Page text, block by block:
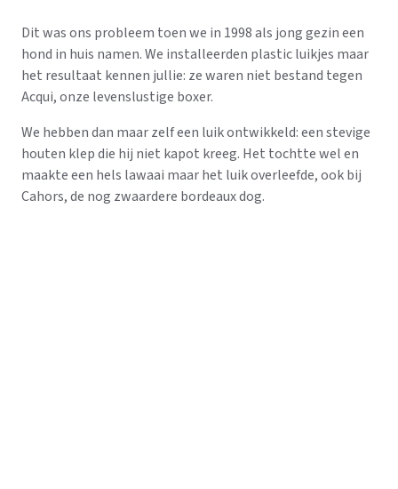
Dit was ons probleem toen we in 1998 als jong gezin een
hond in huis namen. We installeerden plastic luikjes maar
het resultaat kennen jullie: ze waren niet bestand tegen
Acqui, onze levenslustige boxer.
We hebben dan maar zelf een luik ontwikkeld: een stevige
houten klep die hij niet kapot kreeg. Het tochtte wel en
maakte een hels lawaai maar het luik overleefde, ook bij
Cahors, de nog zwaardere bordeaux dog.